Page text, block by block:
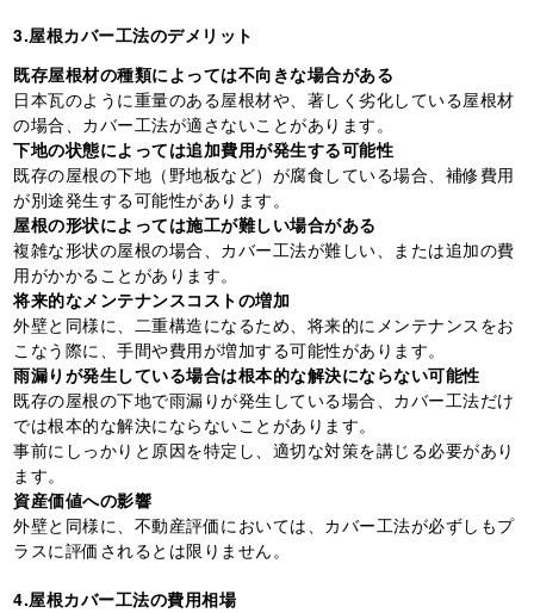
3.屋根カバー工法のデメリット
既存屋根材の種類によっては不向きな場合がある
日本瓦のように重量のある屋根材や、著しく劣化している屋根材
の場合、カバー工法が適さないことがあります。
下地の状態によっては追加費用が発生する可能性
既存の屋根の下地（野地板など）が腐食している場合、補修費用
が別途発生する可能性があります。
屋根の形状によっては施工が難しい場合がある
複雑な形状の屋根の場合、カバー工法が難しい、または追加の費
用がかかることがあります。
将来的なメンテナンスコストの増加
外壁と同様に、二重構造になるため、将来的にメンテナンスをお
こなう際に、手間や費用が増加する可能性があります。
雨漏りが発生している場合は根本的な解決にならない可能性
既存の屋根の下地で雨漏りが発生している場合、カバー工法だけ
では根本的な解決にならないことがあります。
事前にしっかりと原因を特定し、適切な対策を講じる必要があり
ます。
資産価値への影響
外壁と同様に、不動産評価においては、カバー工法が必ずしもプ
ラスに評価されるとは限りません。
4.屋根カバー工法の費用相場